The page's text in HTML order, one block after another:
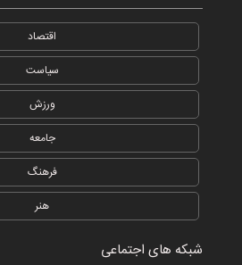
اقتصاد
سیاست
ورزش
جامعه
فرهنگ
هنر
شبکه های اجتماعی